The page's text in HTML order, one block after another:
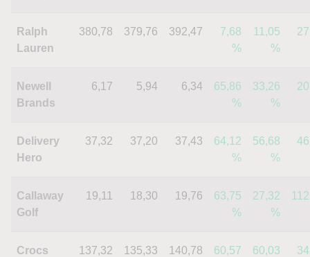
Ralph
Lauren
380,78 379,76 392,47
7,68
%
11,05
%
Newell
Brands
6,17 5,94 6,34
65,86
%
33,26
%
Delivery
Hero
37,32 37,20 37,43
64,12
%
56,68
%
Callaway
Golf
19,11 18,30 19,76
63,75
%
27,32
%
Crocs 137,32 135,33 140,78
60,57
60,03